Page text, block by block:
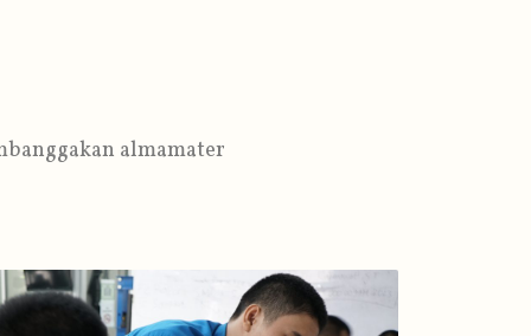
almamater